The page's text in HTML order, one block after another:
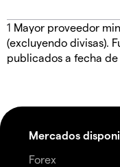
1 Mayor proveedor
(excluyendo divisas).
publicados a fecha
Mercados
Forex